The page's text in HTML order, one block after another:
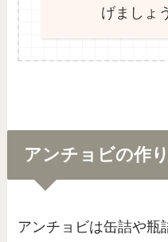
げましょ
アンチョビの作
アンチョビは缶詰や瓶